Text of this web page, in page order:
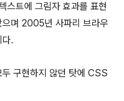
스트에 그림자 효과를 표현
으며 2005년 사파리 브라우
.
구현하지 않던 탓에 CSS